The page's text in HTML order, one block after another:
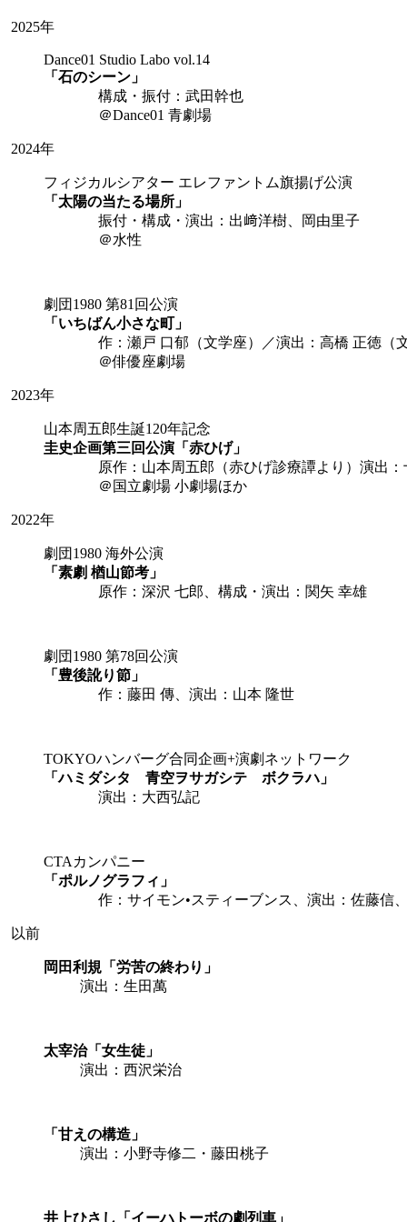
2025年
Dance01 Studio Labo vol.14
「石のシーン」
構成・振付：武田幹也
＠Dance01 青劇場
2024年
フィジカルシアター エレファントム旗揚げ公演
「太陽の当たる場所」
振付・構成・演出：出﨑洋樹、岡由里子
＠水性
劇団1980 第81回公演
「いちばん小さな町」
作：瀬戸 口郁（文学座）／演出：高橋 正徳（
＠俳優座劇場
2023年
山本周五郎生誕120年記念
圭史企画第三回公演「赤ひげ」
原作：山本周五郎（赤ひげ診療譚より）演出
＠国立劇場 小劇場ほか
2022年
劇団1980 海外公演
「素劇 楢山節考」
原作：深沢 七郎、構成・演出：関矢 幸雄
劇団1980 第78回公演
「豊後訛り節」
作：藤田 傳、演出：山本 隆世
TOKYOハンバーグ合同企画+演劇ネットワーク
「ハミダシタ 青空ヲサガシテ ボクラハ」
演出：大西弘記
CTAカンパニー
「ポルノグラフィ」
作：サイモン•スティーブンス、演出：佐藤信
以前
岡田利規「労苦の終わり」
演出：生田萬
太宰治「女生徒」
演出：西沢栄治
「甘えの構造」
演出：小野寺修二・藤田桃子
井上ひさし「イーハトーボの劇列車」